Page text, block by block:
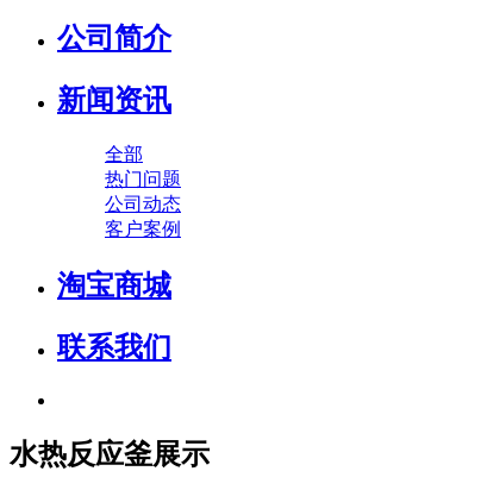
公司简介
新闻资讯
全部
热门问题
公司动态
客户案例
淘宝商城
联系我们
水热反应釜展示